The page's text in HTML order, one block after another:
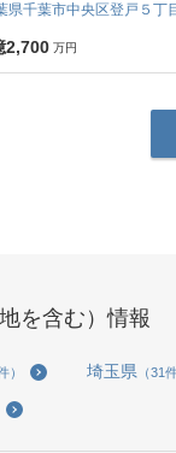
県千葉市中央区登戸５丁
2,700 万円
を含む）情報
） 埼玉県（31件